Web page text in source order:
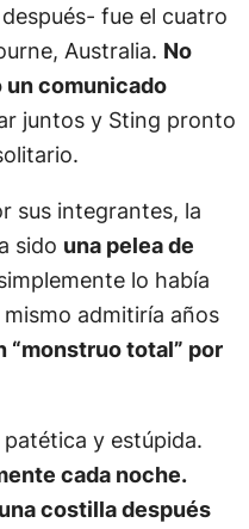
fue el cuatro
Australia. No
un comunicado
juntos y Sting pronto
sus integrantes, la
sido una pelea de
lo había
admitiría años
“monstruo total” por
patética y estúpida.
cada noche.
costilla después